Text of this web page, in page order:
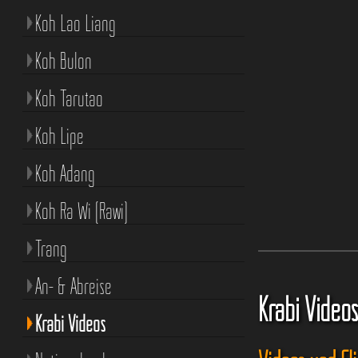
Krabi Videos
Koh Lao Liang
Koh Bulon
Koh Tarutao
Koh Lipe
Koh Adang
Koh Ra Wi (Rawi)
Trang
An- & Abreise
Krabi Videos